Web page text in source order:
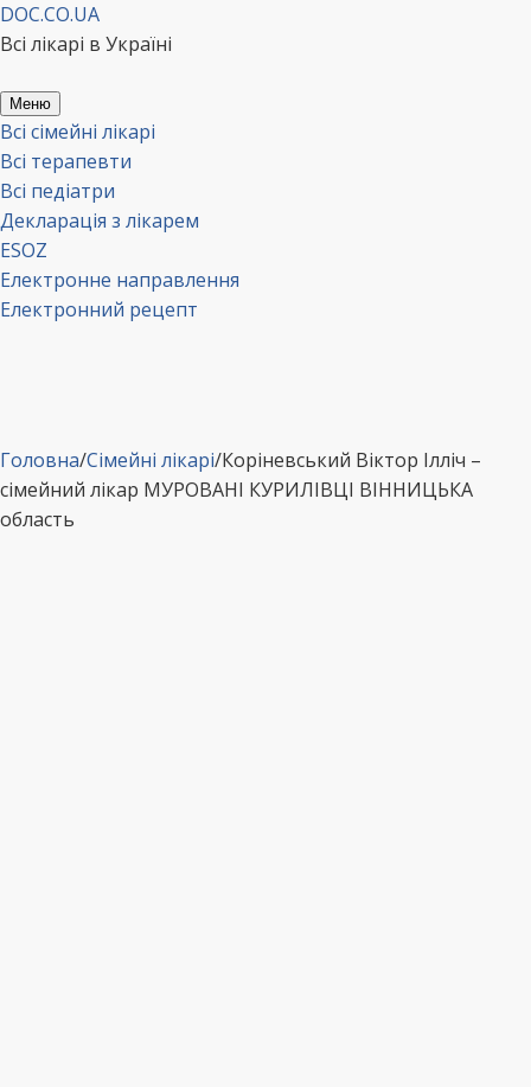
Перейти
до
DOC.CO.UA
Всі лікарі в Україні
Меню
Всі сімейні лікарі
Всі терапевти
Всі педіатри
Декларація з лікарем
ESOZ
Електронне направлення
Електронний рецепт
Головна/Сімейні лікарі/Коріневський Віктор Ілліч –
сімейний лікар МУРОВАНІ КУРИЛІВЦІ ВІННИЦЬКА
область